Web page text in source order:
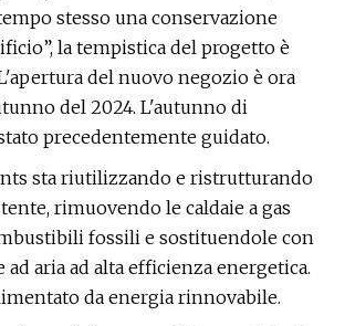
stesso una conservazione
la tempistica del progetto è
del nuovo negozio è ora
del 2024. L'autunno di
precedentemente guidato.
sta riutilizzando e ristrutturando
rimuovendo le caldaie a gas
fossili e sostituendole con
aria ad alta efficienza energetica.
da energia rinnovabile.